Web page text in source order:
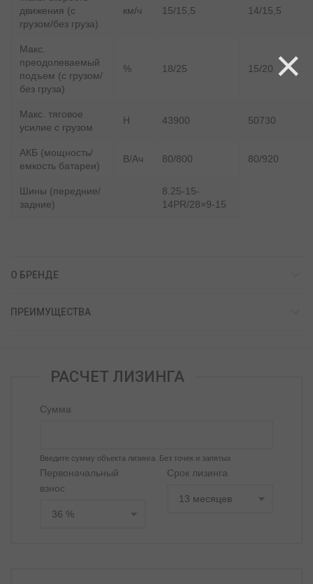
движения (с
грузом/без груза)
км/ч 15/15,5 14/15,5
Макс.
преодолеваемый
подъем (с грузом/
без груза)
% 18/25 15/20
Макс. тяговое
усилие с грузом
Н 43900 50730
АКБ (мощность/
емкость батареи)
В/Ач 80/800 80/920
Шины (передние/
задние)
8.25-15-
14PR/28×9-15
О БРЕНДЕ
ПРЕИМУЩЕСТВА
РАСЧЕТ ЛИЗИНГА
Сумма
Введите сумму объекта лизинга. Без точек и запятых
Первоначальный
взнос
Срок лизинга
×